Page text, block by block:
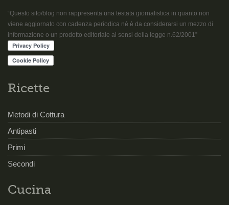
“Questo sito/blog non rappresenta una testata giornalistica in quanto non
viene aggiornato con cadenza periodica né è da considerarsi un mezzo di
informazione o un prodotto editoriale ai sensi della legge n.62/2001”
Ricette
Metodi di Cottura
Antipasti
Primi
Secondi
Cucina